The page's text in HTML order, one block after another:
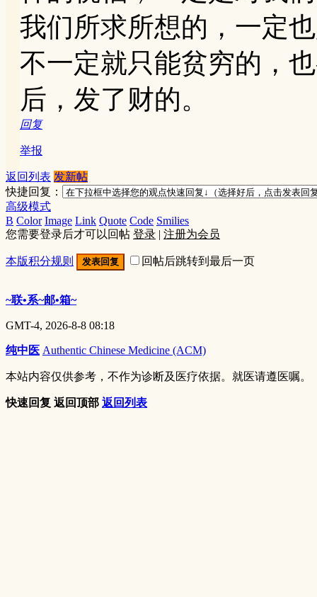
我们所求所想的，一定
不一定就只能贫穷的，
后，发了财的。
回复
举报
返回列表 发新帖
快捷回复：
高级模式
B Color Image Link Quote Code Smilies
您需要登录后才可以回帖 登录 | 注册为会员
本版积分规则 发表回复 回帖后跳转到最后一页
~联•系~邮•箱~
GMT-4, 2026-8-8 08:18
纯中医 Authentic Chinese Medicine (ACM)
本站内容仅供参考，不作为诊断及医疗依据。就医请遵医嘱。
快速回复 返回顶部 返回列表